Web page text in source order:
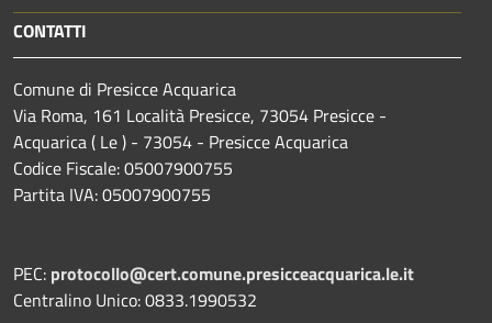
CONTATTI
Comune di Presicce Acquarica
Via Roma, 161 Località Presicce, 73054 Presicce -
Acquarica ( Le ) - 73054 - Presicce Acquarica
Codice Fiscale: 05007900755
Partita IVA: 05007900755
PEC: protocollo@cert.comune.presicceacquarica.le.it
Centralino Unico: 0833.1990532